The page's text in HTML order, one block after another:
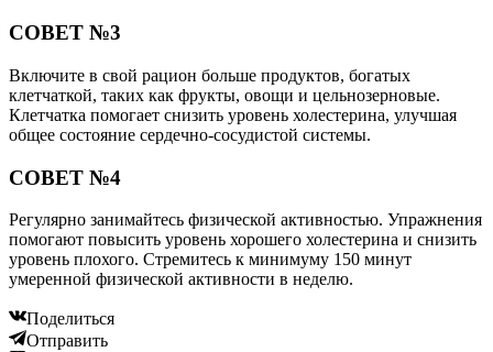
СОВЕТ №3
Включите в свой рацион больше продуктов, богатых
клетчаткой, таких как фрукты, овощи и цельнозерновые.
Клетчатка помогает снизить уровень холестерина, улучшая
общее состояние сердечно-сосудистой системы.
СОВЕТ №4
Регулярно занимайтесь физической активностью. Упражнения
помогают повысить уровень хорошего холестерина и снизить
уровень плохого. Стремитесь к минимуму 150 минут
умеренной физической активности в неделю.
Поделиться
Отправить